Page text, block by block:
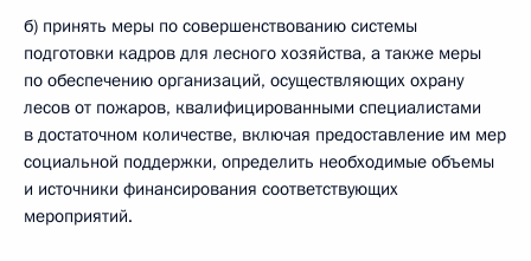
б) принять меры по совершенствованию системы
подготовки кадров для лесного хозяйства, а также меры
по обеспечению организаций, осуществляющих охрану
лесов от пожаров, квалифицированными специалистами
в достаточном количестве, включая предоставление им мер
социальной поддержки, определить необходимые объемы
и источники финансирования соответствующих
мероприятий.